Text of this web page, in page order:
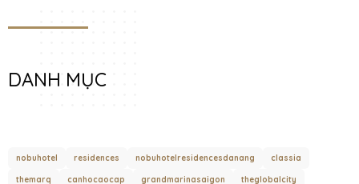
DANH MỤC
nobuhotel residences nobuhotelresidencesdanang classia
themarq canhocaocap grandmarinasaigon theglobalcity